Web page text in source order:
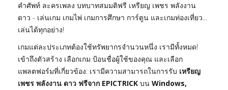
คำศัพท์ ละครเพลง บทบาทสมมติฟรี เหรียญ เพชร พลังงาน
ดาว - เล่นเกม เกมไพ่ เกมการศึกษา การ์ตูน และเกมท่องเที่ยว...
เล่นได้ทุกอย่าง!
เกมแต่ละประเภทต้องใช้ทรัพยากรจำนวนหนึ่ง เรามีทั้งหมด!
เข้าถึงตัวสร้าง เลือกเกม ป้อนชื่อผู้ใช้ของคุณ และเลือก
แพลตฟอร์มที่เกี่ยวข้อง: เรามีความสามารถในการรับ เหรียญ
เพชร พลังงาน ดาว ฟรีจาก EPICTRICK บน Windows,